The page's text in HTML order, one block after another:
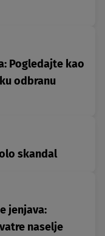
Pogledajte kao
odbranu
skandal
jenjava:
naselje